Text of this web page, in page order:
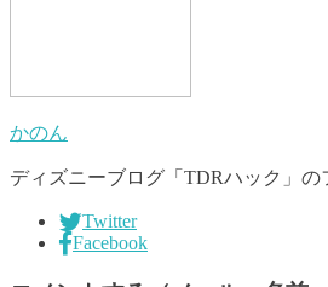
かのん
ディズニーブログ「TDRハック」
Twitter
Facebook